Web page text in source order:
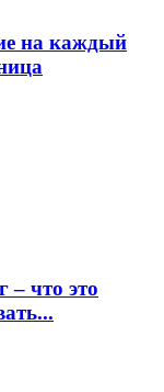
на каждый
что это